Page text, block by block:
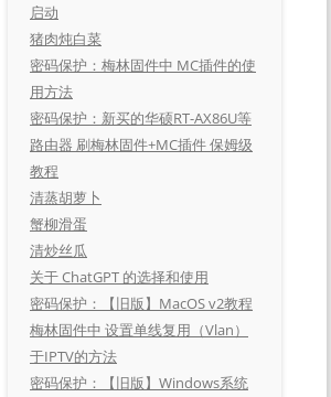
启动
猪肉炖白菜
密码保护：梅林固件中 MC插件的使
用方法
密码保护：新买的华硕RT-AX86U等
路由器 刷梅林固件+MC插件 保姆级
教程
清蒸胡萝卜
蟹柳滑蛋
清炒丝瓜
关于 ChatGPT 的选择和使用
密码保护：【旧版】MacOS v2教程
梅林固件中 设置单线复用（Vlan）
于IPTV的方法
密码保护：【旧版】Windows系统